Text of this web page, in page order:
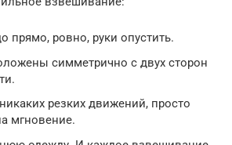
прямо, ровно, руки опустить.
симметрично с двух сторон
резких движений, просто
мгновение.